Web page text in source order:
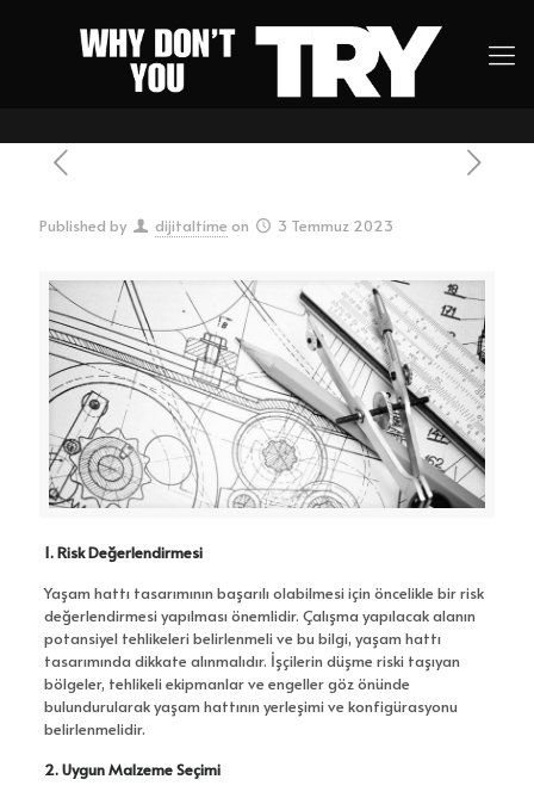
Published by dijitaltime on 3 Temmuz 2023
1. Risk Değerlendirmesi
Yaşam hattı tasarımının başarılı olabilmesi için öncelikle bir risk
değerlendirmesi yapılması önemlidir. Çalışma yapılacak alanın
potansiyel tehlikeleri belirlenmeli ve bu bilgi, yaşam hattı
tasarımında dikkate alınmalıdır. İşçilerin düşme riski taşıyan
bölgeler, tehlikeli ekipmanlar ve engeller göz önünde
bulundurularak yaşam hattının yerleşimi ve konfigürasyonu
belirlenmelidir.
2. Uygun Malzeme Seçimi